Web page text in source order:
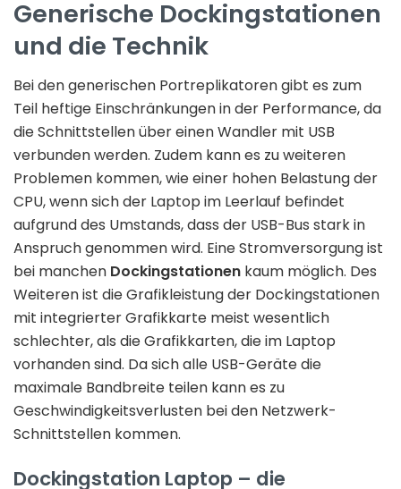
Generische Dockingstationen
und die Technik
Bei den generischen Portreplikatoren gibt es zum
Teil heftige Einschränkungen in der Performance, da
die Schnittstellen über einen Wandler mit USB
verbunden werden. Zudem kann es zu weiteren
Problemen kommen, wie einer hohen Belastung der
CPU, wenn sich der Laptop im Leerlauf befindet
aufgrund des Umstands, dass der USB-Bus stark in
Anspruch genommen wird. Eine Stromversorgung ist
bei manchen Dockingstationen kaum möglich. Des
Weiteren ist die Grafikleistung der Dockingstationen
mit integrierter Grafikkarte meist wesentlich
schlechter, als die Grafikkarten, die im Laptop
vorhanden sind. Da sich alle USB-Geräte die
maximale Bandbreite teilen kann es zu
Geschwindigkeitsverlusten bei den Netzwerk-
Schnittstellen kommen.
Dockingstation Laptop – die